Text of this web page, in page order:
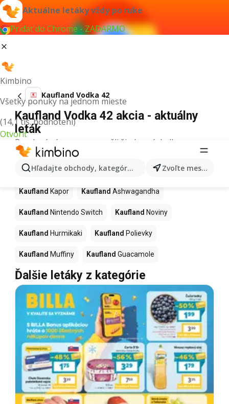
Aktuálne letáky vždy po ruke
Pridať do Chrome - ZADARMO
Kimbino
Všetky ponuky na jednom mieste
(14,1 tis. hodnotení)
Otvoriť
Hľadajte obchody, kategórie, produkty... Zvoľte mesto
Kaufland Vodka 42
Kaufland Vodka 42 akcia - aktuálny
leták
Pre daný výraz sme nenašli žiadne výsledky.
Ďalšie produkty v obchodoch
Kaufland
Kaufland Kapor Kaufland Ashwagandha
Kaufland Nintendo Switch Kaufland Noviny
Kaufland Hurmikaki Kaufland Polievky
Kaufland Muffiny Kaufland Guacamole
Ďalšie letáky z kategórie